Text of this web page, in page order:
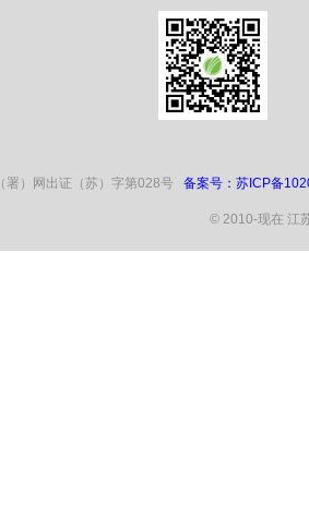
（署）网出证（苏）字第028号 备案号：苏ICP备
© 2010-现在 江